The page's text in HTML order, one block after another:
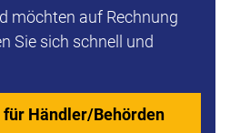
möchten auf Rechnung
Sie sich schnell und
Händler/Behörden